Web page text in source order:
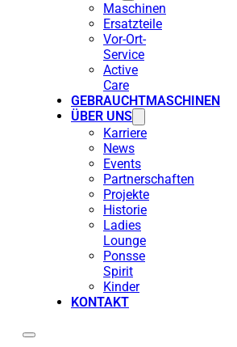
Maschinen
Ersatzteile
Vor-Ort-
Service
Active
Care
GEBRAUCHTMASCHINEN
ÜBER UNS
Karriere
News
Events
Partnerschaften
Projekte
Historie
Ladies
Lounge
Ponsse
Spirit
Kinder
KONTAKT